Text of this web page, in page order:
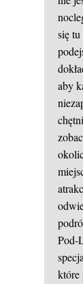
się
aby
Pod-
które